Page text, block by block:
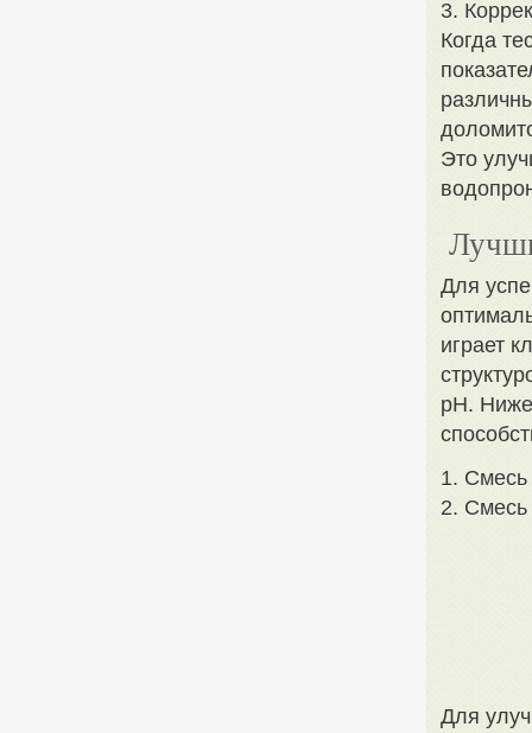
3.
Когда
Это
Для
играет
pH.
1.
2. Смесь
Для